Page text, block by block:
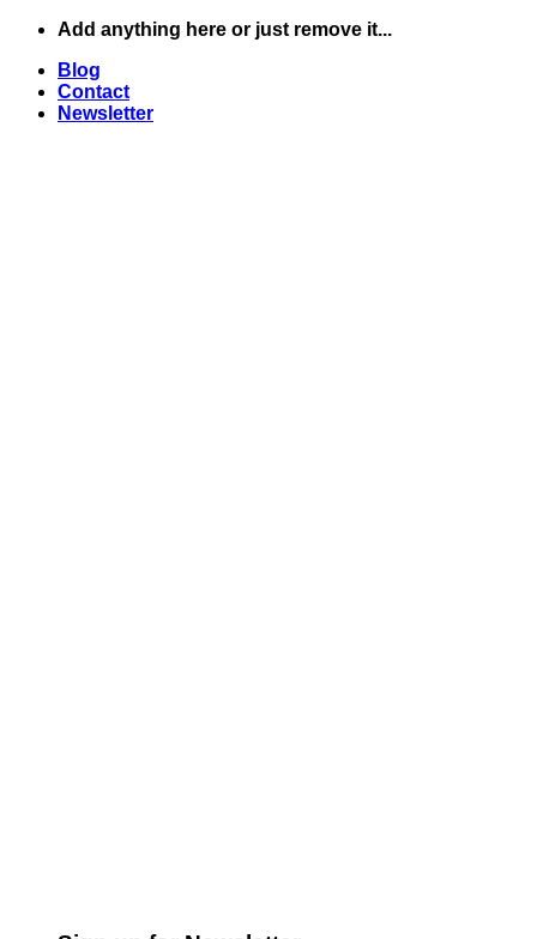
Skip
content
Add anything here or just remove it...
Blog
Contact
Newsletter